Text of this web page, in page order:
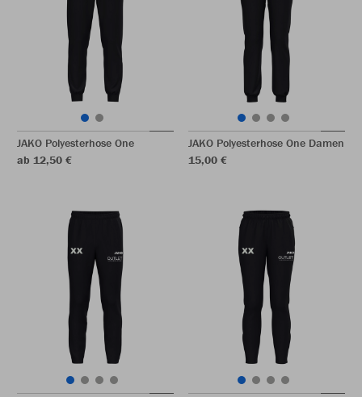
JAKO Polyesterhose One
ab 12,50 €
JAKO Polyesterhose One Damen
15,00 €